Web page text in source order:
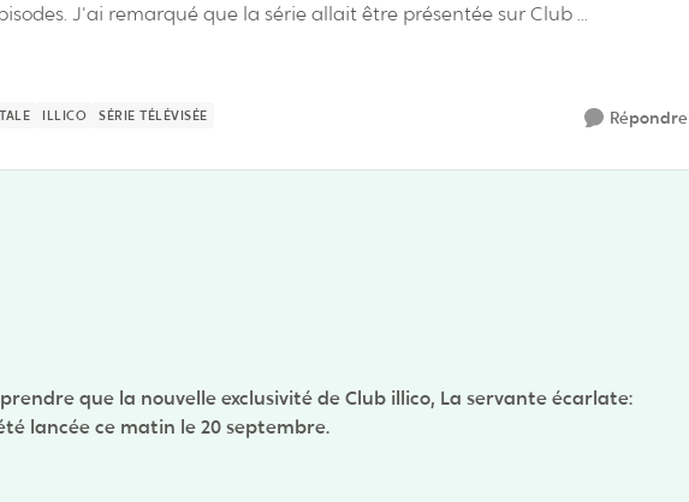
J'ai remarqué que la série allait être présentée sur Club ...
ILLICO SÉRIE TÉLÉVISÉE Répondre
que la nouvelle exclusivité de Club illico, La servante écarlate:
lancée ce matin le 20 septembre.